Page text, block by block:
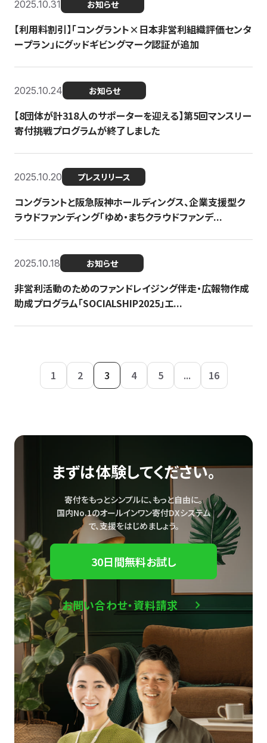
2025.10.31 お知らせ
【利用料割引】「コングラント×日本非営利組織評価センタ
ープラン」にグッドギビングマーク認証が追加
2025.10.24 お知らせ
【8団体が計318人のサポーターを迎える】​​第5回マンスリー
寄付挑戦プログラムが終了しました
2025.10.20 プレスリリース
コングラントと阪急阪神ホールディングス、企業支援型ク
ラウドファンディング「ゆめ・まちクラウドファンデ...
2025.10.18 お知らせ
非営利活動のためのファンドレイジング伴走・広報物作成
助成プログラム「SOCIALSHIP2025」エ...
1 2 3 4 5 ... 16
まずは体験してください。
寄付をもっとシンプルに、もっと自由に。
国内No.1のオールインワン寄付DXシステム
で、支援をはじめましょう。
30日間無料お試し
お問い合わせ・資料請求